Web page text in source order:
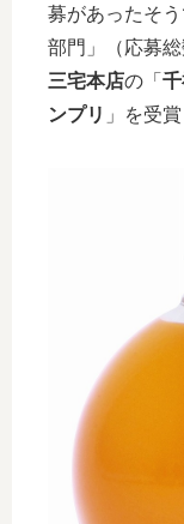
募があったそ
部門」（応募
三宅本店の「
ンプリ 」を受